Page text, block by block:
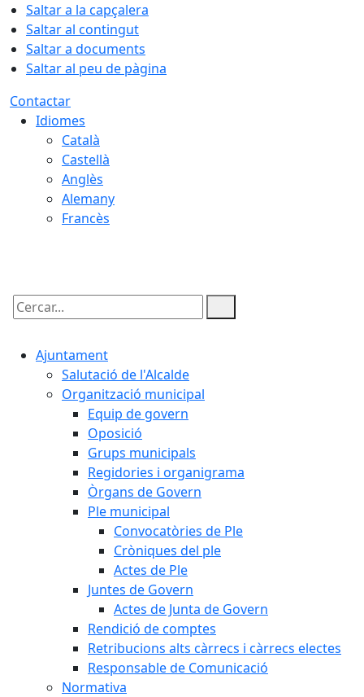
Saltar a la capçalera
Saltar al contingut
Saltar a documents
Saltar al peu de pàgina
Contactar
Idiomes
Català
Castellà
Anglès
Alemany
Francès
Cercar:
Ajuntament
Salutació de l'Alcalde
Organització municipal
Equip de govern
Oposició
Grups municipals
Regidories i organigrama
Òrgans de Govern
Ple municipal
Convocatòries de Ple
Cròniques del ple
Actes de Ple
Juntes de Govern
Actes de Junta de Govern
Rendició de comptes
Retribucions alts càrrecs i càrrecs electes
Responsable de Comunicació
Normativa